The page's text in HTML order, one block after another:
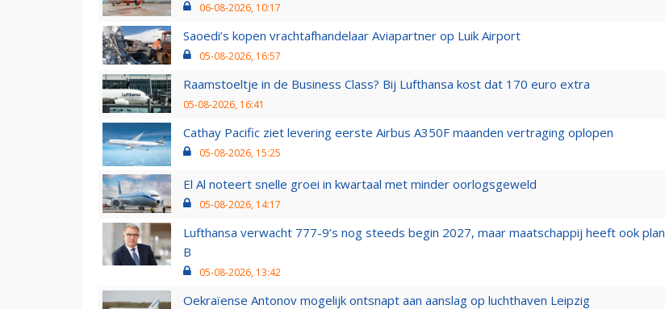
06-08-2026, 10:17
Saoedi’s kopen vrachtafhandelaar Aviapartner op Luik Airport
05-08-2026, 16:57
Raamstoeltje in de Business Class? Bij Lufthansa kost dat 170 euro extra
05-08-2026, 16:41
Cathay Pacific ziet levering eerste Airbus A350F maanden vertraging oplopen
05-08-2026, 15:25
El Al noteert snelle groei in kwartaal met minder oorlogsgeweld
05-08-2026, 14:17
Lufthansa verwacht 777-9’s nog steeds begin 2027, maar maatschappij heeft ook plan
B
05-08-2026, 13:42
Oekraïense Antonov mogelijk ontsnapt aan aanslag op luchthaven Leipzig